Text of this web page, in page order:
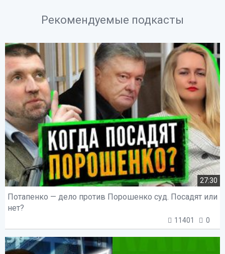
Рекомендуемые подкасты
27:30
Потапенко — дело против Порошенко суд. Посадят или
нет?
11401 0